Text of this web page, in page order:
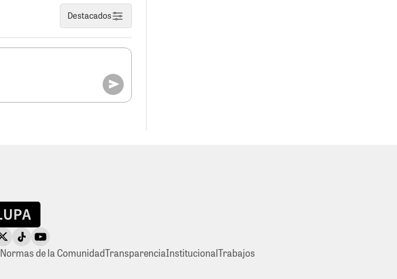
Destacados
Normas de la ComunidadTransparenciaInstitucionalTrabajos